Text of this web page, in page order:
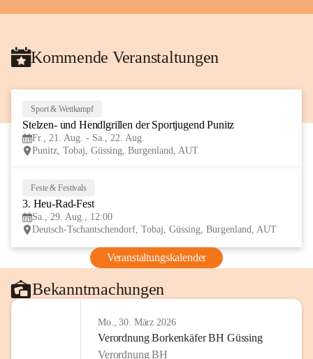
Kommende Veranstaltungen
Sport & Wettkampf
Stelzen- und Hendlgrillen der Sportjugend Punitz
Fr., 21. Aug. - Sa., 22. Aug.
Punitz, Tobaj, Güssing, Burgenland, AUT
Feste & Festivals
3. Heu-Rad-Fest
Sa., 29. Aug., 12:00
Deutsch-Tschantschendorf, Tobaj, Güssing, Burgenland, AUT
Veranstaltungskalender
Bekanntmachungen
Mo., 30. März 2026
Verordnung Borkenkäfer BH Güssing
Verordnung BH